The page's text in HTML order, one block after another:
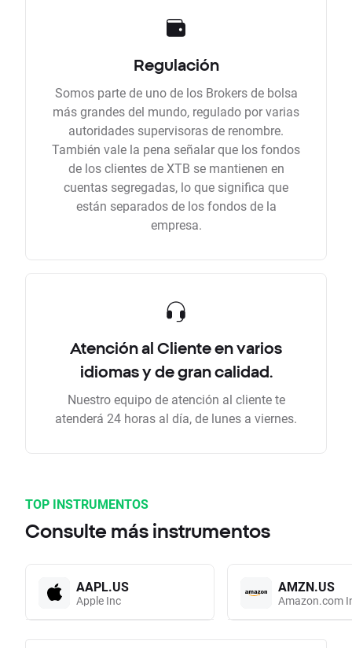
Regulación
Somos parte de uno de los Brokers de bolsa
más grandes del mundo, regulado por varias
autoridades supervisoras de renombre.
También vale la pena señalar que los fondos
de los clientes de XTB se mantienen en
cuentas segregadas, lo que significa que
están separados de los fondos de la
empresa.
Atención al Cliente en varios
idiomas y de gran calidad.
Nuestro equipo de atención al cliente te
atenderá 24 horas al día, de lunes a viernes.
TOP INSTRUMENTOS
Consulte más instrumentos
AAPL.US
Apple Inc
AMZN.US
Amazon.com